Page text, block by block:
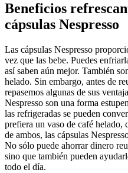
Beneficios
cápsulas Nespresso
Las cápsulas Nespresso
vez que las bebe. Puedes
así saben aún mejor. También
helado. Sin embargo, antes de
repasemos algunas de sus
Nespresso son una forma
las refrigeradas se pueden
prefiera un vaso de café helado,
de ambos, las cápsulas
No sólo puede ahorrar dinero
sino que también pueden
todo el día.